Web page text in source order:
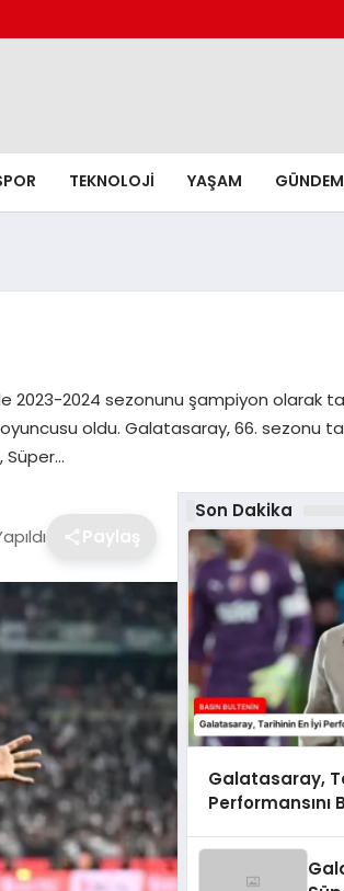
TEKNOLOJI YAŞAM GÜNDEM
2023-2024 sezonunu şampiyon olarak
oyuncusu oldu. Galatasaray, 66. sezonu
Süper…
Paylaş
Son Dakika
Galatasaray,
Performansını